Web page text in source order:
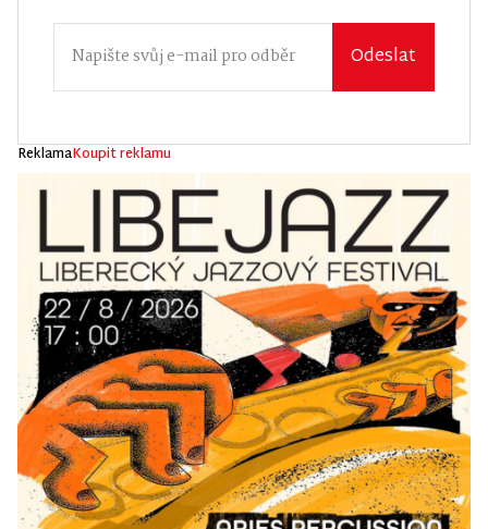
Odeslat
ReklamaKoupit reklamu